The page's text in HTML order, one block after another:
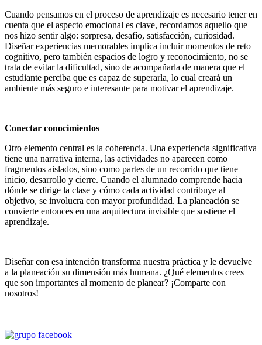
Cuando pensamos en el proceso de aprendizaje es necesario tener en
cuenta que el aspecto emocional es clave, recordamos aquello que
nos hizo sentir algo: sorpresa, desafío, satisfacción, curiosidad.
Diseñar experiencias memorables implica incluir momentos de reto
cognitivo, pero también espacios de logro y reconocimiento, no se
trata de evitar la dificultad, sino de acompañarla de manera que el
estudiante perciba que es capaz de superarla, lo cual creará un
ambiente más seguro e interesante para motivar el aprendizaje.
Conectar conocimientos
Otro elemento central es la coherencia. Una experiencia significativa
tiene una narrativa interna, las actividades no aparecen como
fragmentos aislados, sino como partes de un recorrido que tiene
inicio, desarrollo y cierre. Cuando el alumnado comprende hacia
dónde se dirige la clase y cómo cada actividad contribuye al
objetivo, se involucra con mayor profundidad. La planeación se
convierte entonces en una arquitectura invisible que sostiene el
aprendizaje.
Diseñar con esa intención transforma nuestra práctica y le devuelve
a la planeación su dimensión más humana. ¿Qué elementos crees
que son importantes al momento de planear? ¡Comparte con
nosotros!